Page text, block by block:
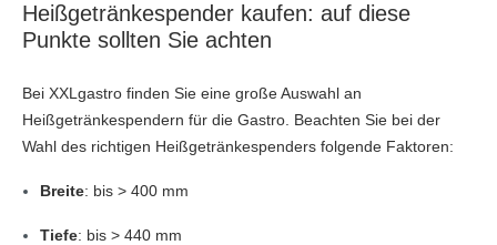
Heißgetränkespender kaufen: auf diese
Punkte sollten Sie achten
Bei XXLgastro finden Sie eine große Auswahl an
Heißgetränkespendern für die Gastro. Beachten Sie bei der
Wahl des richtigen Heißgetränkespenders folgende Faktoren:
Breite: bis > 400 mm
Tiefe: bis > 440 mm